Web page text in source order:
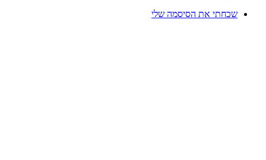
שכחתי את הסיסמה שלי